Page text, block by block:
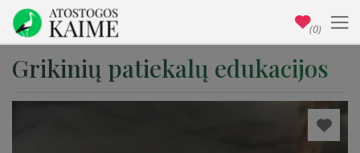
Grikinių patiekalų edukacijos
(0)